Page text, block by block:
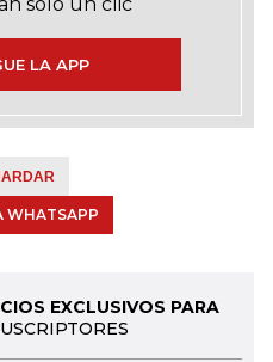
LA APP
WHATSAPP
EXCLUSIVOS PARA